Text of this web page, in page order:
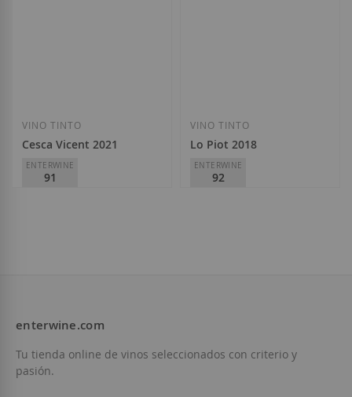
VINO TINTO
Cesca Vicent 2021
ENTERWINE
91
Añadir a la Lista de Deseos
VINO TINTO
Lo Piot 2018
ENTERWINE
92
Añadir a la Lista
enterwine.com
Tu tienda online de vinos seleccionados con criterio y
pasión.